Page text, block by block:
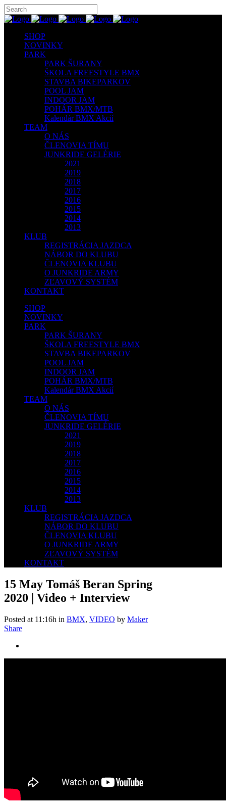
SHOP
NOVINKY
PARK
PARK ŠURANY
ŠKOLA FREESTYLE BMX
STAVBA BIKEPARKOV
POOL JAM
INDOOR JAM
POHÁR BMX/MTB
Kalendár BMX Akcií
TEAM
O NÁS
ČLENOVIA TÍMU
JUNKRIDE GELÉRIE
2021
2019
2018
2017
2016
2015
2014
2013
KLUB
REGISTRÁCIA JAZDCA
NÁBOR DO KLUBU
ČLENOVIA KLUBU
O JUNKRIDE ARMY
ZĽAVOVÝ SYSTÉM
KONTAKT
SHOP
NOVINKY
PARK
PARK ŠURANY
ŠKOLA FREESTYLE BMX
STAVBA BIKEPARKOV
POOL JAM
INDOOR JAM
POHÁR BMX/MTB
Kalendár BMX Akcií
TEAM
O NÁS
ČLENOVIA TÍMU
JUNKRIDE GELÉRIE
2021
2019
2018
2017
2016
2015
2014
2013
KLUB
REGISTRÁCIA JAZDCA
NÁBOR DO KLUBU
ČLENOVIA KLUBU
O JUNKRIDE ARMY
ZĽAVOVÝ SYSTÉM
KONTAKT
15 May Tomáš Beran Spring
2020 | Video + Interview
Posted at 11:16h in BMX, VIDEO by Maker
Share